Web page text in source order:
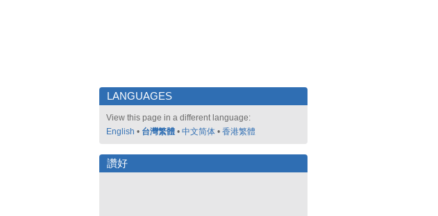
LANGUAGES
View this page in a different language:
English • 台灣繁體 • 中文简体 • 香港繁體
讚好